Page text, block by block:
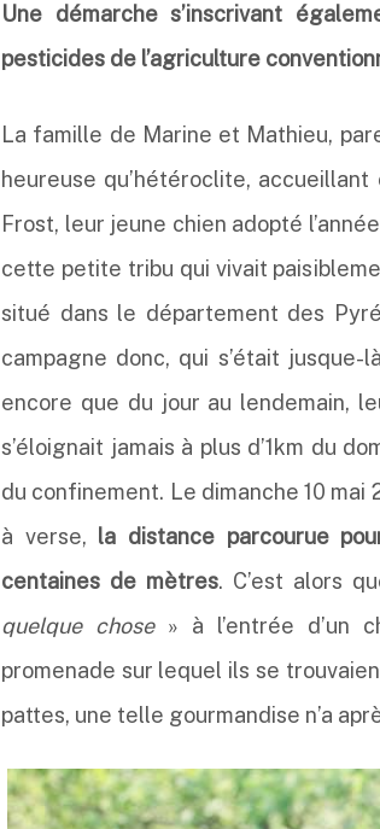
Une démarche s’inscrivant
pesticides de l’agriculture
La famille de Marine et Mathieu,
heureuse qu’hétéroclite,
Frost, leur jeune chien adopté
cette petite tribu qui vivait
situé dans le département des
campagne donc, qui s’était
encore que du jour au lendemain,
s’éloignait jamais à plus d’1km du
du confinement. Le dimanche 10
à verse, la distance parcourue
centaines de mètres. C’est alors
quelque chose» à l’entrée d’un
promenade sur lequel ils se
pattes, une telle gourmandise n’a